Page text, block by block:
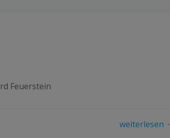
Feuerstein
weiterlesen